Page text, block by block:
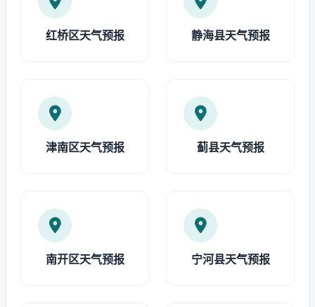
红桥区天气预报 静海县天气预报
津南区天气预报 蓟县天气预报
南开区天气预报 宁河县天气预报